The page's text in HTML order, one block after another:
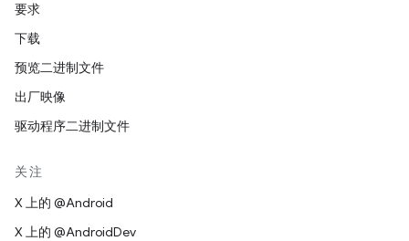
要求
下载
预览二进制文件
出厂映像
驱动程序二进制文件
关注
X 上的 @Android
X 上的 @AndroidDev